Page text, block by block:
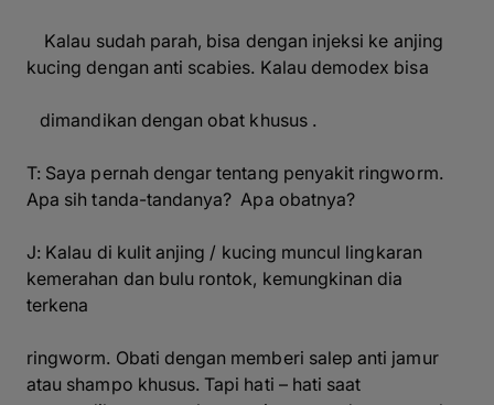
Kalau sudah parah, bisa dengan injeksi ke anjing
kucing dengan anti scabies. Kalau demodex bisa
dimandikan dengan obat khusus .
T: Saya pernah dengar tentang penyakit ringworm.
Apa sih tanda-tandanya? Apa obatnya?
J: Kalau di kulit anjing / kucing muncul lingkaran
kemerahan dan bulu rontok, kemungkinan dia
terkena
ringworm. Obati dengan memberi salep anti jamur
atau shampo khusus. Tapi hati – hati saat